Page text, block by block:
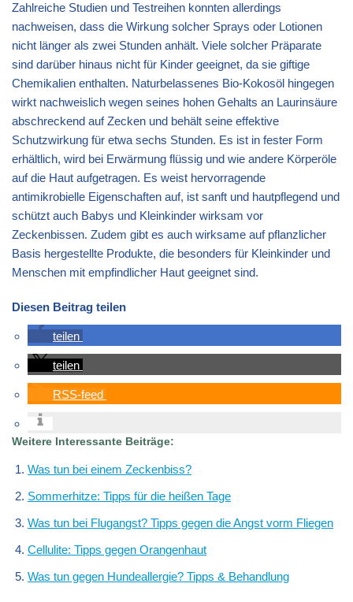
Zahlreiche Studien und Testreihen konnten allerdings
nachweisen, dass die Wirkung solcher Sprays oder Lotionen
nicht länger als zwei Stunden anhält. Viele solcher Präparate
sind darüber hinaus nicht für Kinder geeignet, da sie giftige
Chemikalien enthalten. Naturbelassenes Bio-Kokosöl hingegen
wirkt nachweislich wegen seines hohen Gehalts an Laurinsäure
abschreckend auf Zecken und behält seine effektive
Schutzwirkung für etwa sechs Stunden. Es ist in fester Form
erhältlich, wird bei Erwärmung flüssig und wie andere Körperöle
auf die Haut aufgetragen. Es weist hervorragende
antimikrobielle Eigenschaften auf, ist sanft und hautpflegend und
schützt auch Babys und Kleinkinder wirksam vor
Zeckenbissen. Zudem gibt es auch wirksame auf pflanzlicher
Basis hergestellte Produkte, die besonders für Kleinkinder und
Menschen mit empfindlicher Haut geeignet sind.
Diesen Beitrag teilen
teilen
teilen
RSS-feed
Weitere Interessante Beiträge:
Was tun bei einem Zeckenbiss?
Sommerhitze: Tipps für die heißen Tage
Was tun bei Flugangst? Tipps gegen die Angst vorm Fliegen
Cellulite: Tipps gegen Orangenhaut
Was tun gegen Hundeallergie? Tipps & Behandlung